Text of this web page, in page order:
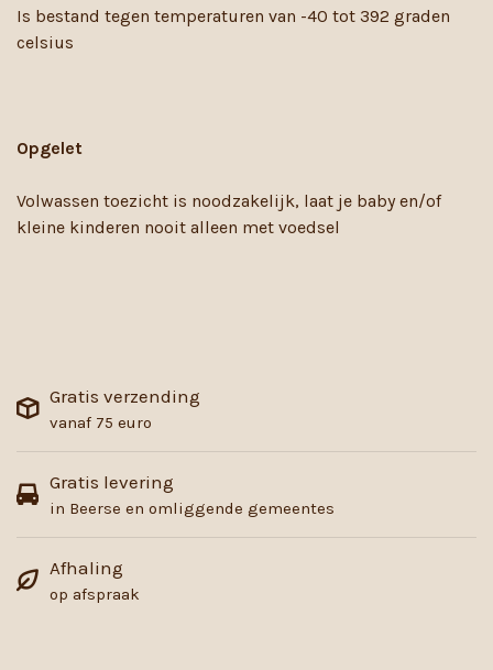
Is bestand tegen temperaturen van -40 tot 392 graden
celsius
Opgelet
Volwassen toezicht is noodzakelijk, laat je baby en/of
kleine kinderen nooit alleen met voedsel
Gratis verzending
vanaf 75 euro
Gratis levering
in Beerse en omliggende gemeentes
Afhaling
op afspraak